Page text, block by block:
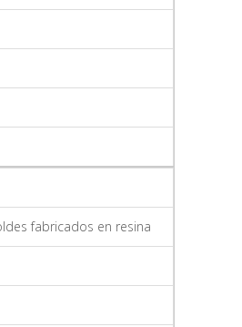
fabricados en resina